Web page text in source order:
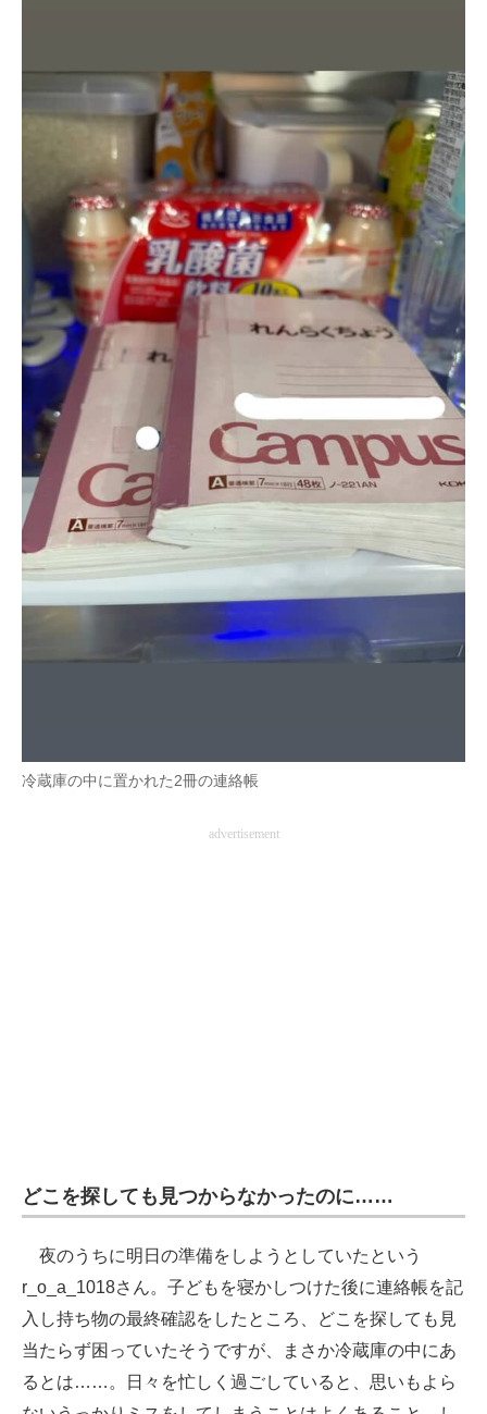
冷蔵庫の中に置かれた2冊の連絡帳
advertisement
どこを探しても見つからなかったのに……
夜のうちに明日の準備をしようとしていたという
r_o_a_1018さん。子どもを寝かしつけた後に連絡帳を記
入し持ち物の最終確認をしたところ、どこを探しても見
当たらず困っていたそうですが、まさか冷蔵庫の中にあ
るとは……。日々を忙しく過ごしていると、思いもよら